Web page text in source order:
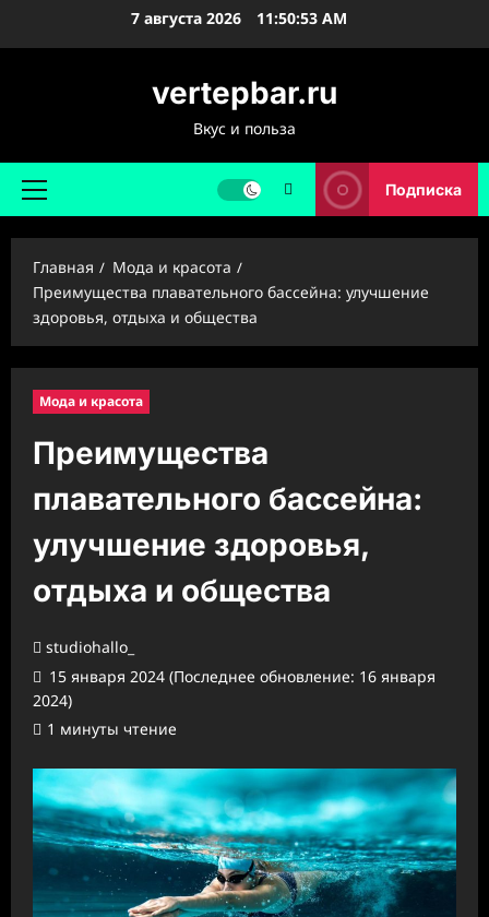
7 августа 2026 11:50:54 AM
vertepbar.ru
Вкус и польза
Основное
Подписка
Главная
Мода и красота
Преимущества плавательного бассейна: улучшение
здоровья, отдыха и общества
Мода и красота
Преимущества
плавательного бассейна:
улучшение здоровья,
отдыха и общества
studiohallo_
15 января 2024 (Последнее обновление: 16 января
2024)
1 минуты чтение